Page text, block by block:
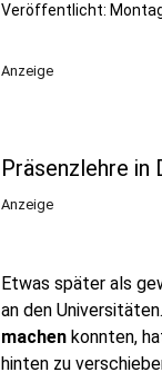
Veröffentlicht:
Anzeige
Präsenzlehre in
Anzeige
Etwas später als
an den
machen konnten,
hinten zu